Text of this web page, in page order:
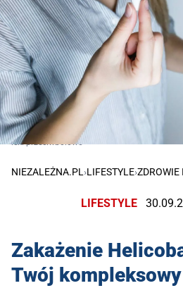
leki przeciwbólowe
NIEZALEŻNA.PL ›LIFESTYLE›ZDROWIE
LIFESTYLE
Zakażenie
Twój